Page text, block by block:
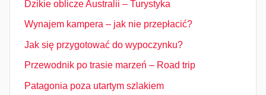
Dzikie oblicze Australii – Turystyka
Wynajem kampera – jak nie przepłacić?
Jak się przygotować do wypoczynku?
Przewodnik po trasie marzeń – Road trip
Patagonia poza utartym szlakiem